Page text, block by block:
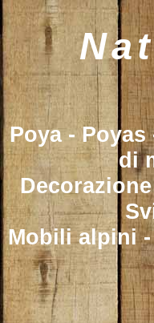
Poya -
di
Mobili alpini -